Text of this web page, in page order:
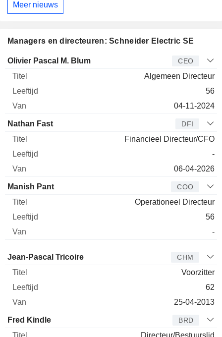
Meer nieuws
Managers en directeuren: Schneider Electric SE
Bedrijfsleider Titel Leeftijd
Olivier Pascal M. Blum CEO
Algemeen Directeur
56
04-11-2024
Nathan Fast DFI
Financieel Directeur/CFO
-
06-04-2026
Manish Pant COO
Operationeel Directeur
56
-
Bestuurder Titel Leeftijd
Jean-Pascal Tricoire CHM
Voorzitter
62
25-04-2013
Fred Kindle BRD
Directeur/Bestuurslid